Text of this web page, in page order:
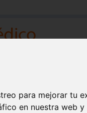
para mejorar tu
en nuestra web